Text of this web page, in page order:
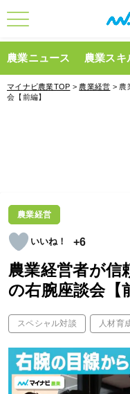
農業ニュース 農業スキ
マイナビ農業TOP > 農業経営 > 農
会【前編】
農業経営
+6
農業経営者が
の右腕座談会【
スペシャル対談 人材育